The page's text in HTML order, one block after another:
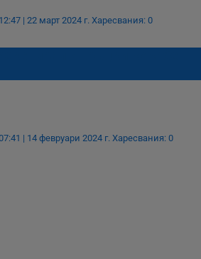
12:47 | 22 март 2024 г. Харесвания: 0
| 14 февруари 2024 г. Харесвания: 0